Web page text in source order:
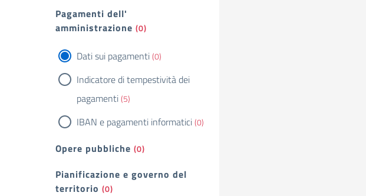
Pagamenti dell'
amministrazione (0)
Dati sui pagamenti(0)
Indicatore di tempestività dei
pagamenti(5)
IBAN e pagamenti informatici(0)
Opere pubbliche (0)
Pianificazione e governo del
territorio (0)